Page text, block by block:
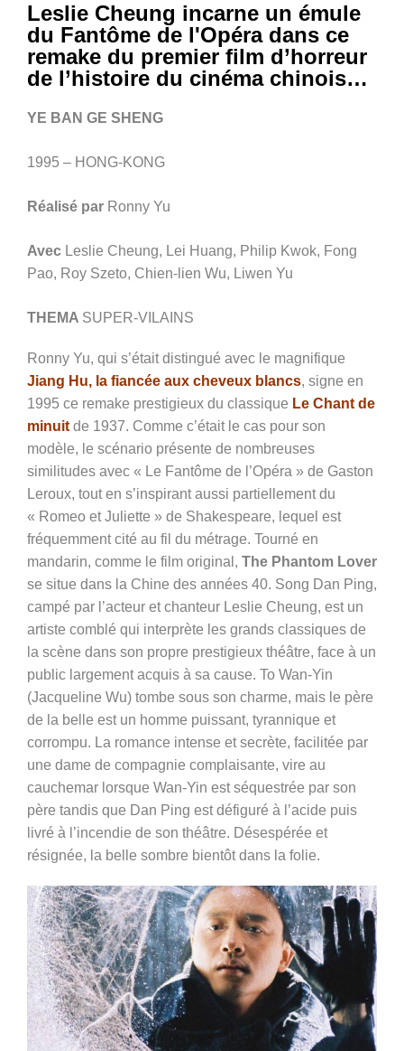
Leslie Cheung incarne un émule
du Fantôme de l'Opéra dans ce
remake du premier film d’horreur
de l’histoire du cinéma chinois…
YE BAN GE SHENG
1995 – HONG-KONG
Réalisé par Ronny Yu
Avec Leslie Cheung, Lei Huang, Philip Kwok, Fong
Pao, Roy Szeto, Chien-lien Wu, Liwen Yu
THEMA SUPER-VILAINS
Ronny Yu, qui s’était distingué avec le magnifique
Jiang Hu, la fiancée aux cheveux blancs, signe en
1995 ce remake prestigieux du classique Le Chant de
minuit de 1937. Comme c’était le cas pour son
modèle, le scénario présente de nombreuses
similitudes avec « Le Fantôme de l’Opéra » de Gaston
Leroux, tout en s’inspirant aussi partiellement du
« Romeo et Juliette » de Shakespeare, lequel est
fréquemment cité au fil du métrage. Tourné en
mandarin, comme le film original, The Phantom Lover
se situe dans la Chine des années 40. Song Dan Ping,
campé par l’acteur et chanteur Leslie Cheung, est un
artiste comblé qui interprète les grands classiques de
la scène dans son propre prestigieux théâtre, face à un
public largement acquis à sa cause. To Wan-Yin
(Jacqueline Wu) tombe sous son charme, mais le père
de la belle est un homme puissant, tyrannique et
corrompu. La romance intense et secrète, facilitée par
une dame de compagnie complaisante, vire au
cauchemar lorsque Wan-Yin est séquestrée par son
père tandis que Dan Ping est défiguré à l’acide puis
livré à l’incendie de son théâtre. Désespérée et
résignée, la belle sombre bientôt dans la folie.